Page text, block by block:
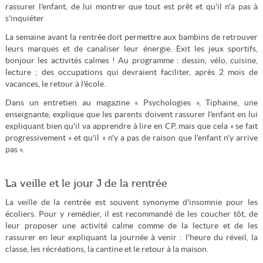
rassurer l'enfant, de lui montrer que tout est prêt et qu'il n'a pas à
s'inquiéter
La semaine avant la rentrée doit permettre aux bambins de retrouver
leurs marques et de canaliser leur énergie. Exit les jeux sportifs,
bonjour les activités calmes ! Au programme : dessin, vélo, cuisine,
lecture ; des occupations qui devraient faciliter, après 2 mois de
vacances, le retour à l'école.
Dans un entretien au magazine « Psychologies », Tiphaine, une
enseignante, explique que les parents doivent rassurer l'enfant en lui
expliquant bien qu'il va apprendre à lire en CP, mais que cela « se fait
progressivement » et qu'il « n'y a pas de raison que l'enfant n'y arrive
pas ».
La veille et le jour J de la rentrée
La veille de la rentrée est souvent synonyme d'insomnie pour les
écoliers. Pour y remédier, il est recommandé de les coucher tôt, de
leur proposer une activité calme comme de la lecture et de les
rassurer en leur expliquant la journée à venir : l'heure du réveil, la
classe, les récréations, la cantine et le retour à la maison.